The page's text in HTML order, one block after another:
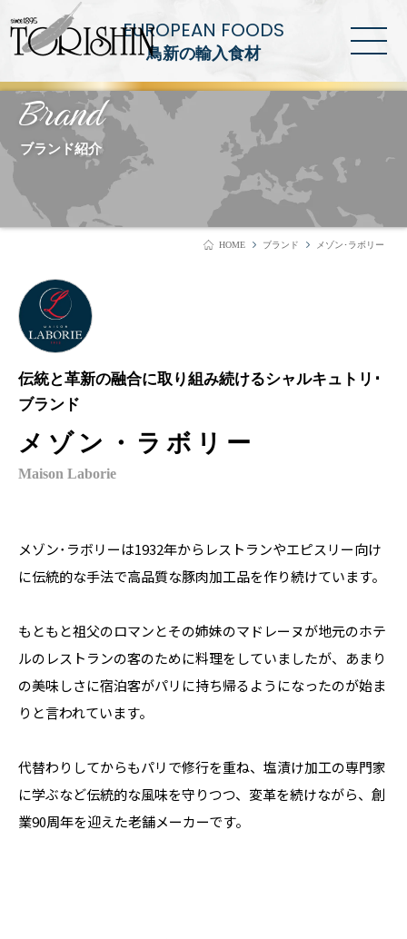
EUROPEAN FOODS
鳥新の輸入食材
Brand
ブランド紹介
HOME ブランド メゾン･ラボリー
伝統と革新の融合に取り組み続けるシャルキュトリ･
ブランド
メゾン・ラボリー
Maison Laborie
メゾン･ラボリーは1932年からレストランやエピスリー向け
に伝統的な手法で高品質な豚肉加工品を作り続けています。
もともと祖父のロマンとその姉妹のマドレーヌが地元のホテ
ルのレストランの客のために料理をしていましたが、あまり
の美味しさに宿泊客がパリに持ち帰るようになったのが始ま
りと言われています。
代替わりしてからもパリで修行を重ね、塩漬け加工の専門家
に学ぶなど伝統的な風味を守りつつ、変革を続けながら、創
業90周年を迎えた老舗メーカーです。